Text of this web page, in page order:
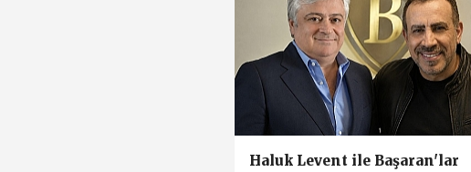
Haluk Levent ile Başaran'lar